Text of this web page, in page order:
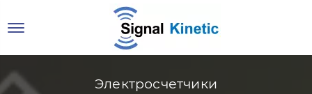
Электросчетчики